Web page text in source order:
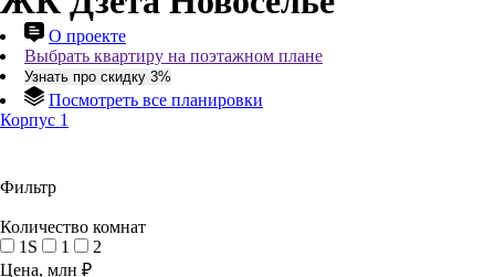
О проекте
Выбрать квартиру на поэтажном плане
Узнать про скидку 3%
Посмотреть все планировки
Корпус 1
Фильтр
Количество комнат
1S
1
2
Цена, млн ₽